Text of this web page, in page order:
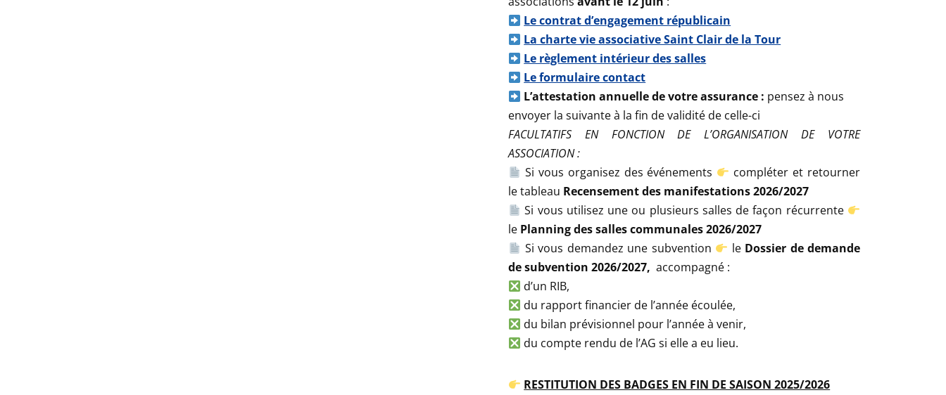
Le contrat d’engagement républicain
La charte vie associative Saint Clair de la Tour
Le règlement intérieur des salles
Le formulaire contact
L’attestation annuelle de votre assurance : pensez à nous
envoyer la suivante à la fin de validité de celle-ci
FACULTATIFS EN FONCTION DE L’ORGANISATION DE VOTRE
ASSOCIATION :
Si vous organisez des événements
compléter et retourner
le tableau Recensement des manifestations 2026/2027
Si vous utilisez une ou plusieurs salles de façon récurrente
le Planning des salles communales 2026/2027
Si vous demandez une subvention
le Dossier de demande
de subvention 2026/2027, accompagné :
d’un RIB,
du rapport financier de l’année écoulée,
du bilan prévisionnel pour l’année à venir,
du compte rendu de l’AG si elle a eu lieu.
RESTITUTION DES BADGES EN FIN DE SAISON 2025/2026